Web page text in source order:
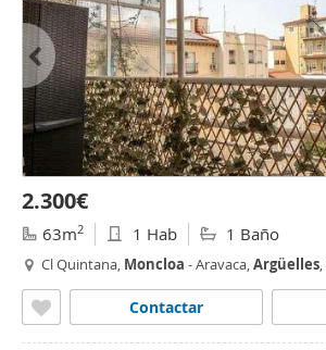
2.300€
63m2 1 Hab 1 Baño
Cl Quintana, Moncloa - Aravaca,Argüelles,
Contactar